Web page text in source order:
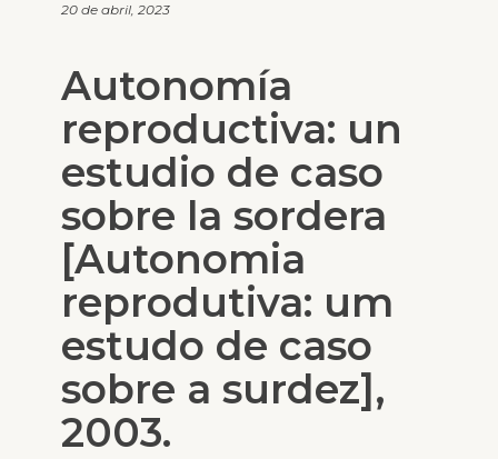
20 de abril, 2023
Autonomía
reproductiva: un
estudio de caso
sobre la sordera
[Autonomia
reprodutiva: um
estudo de caso
sobre a surdez],
2003.